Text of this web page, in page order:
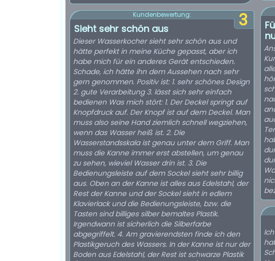
3
Kundenbewertung:
Sieht sehr schön aus
Dieser Wasserkocher sieht sehr schön aus und
hätte perfekt in meine Küche gepasst, aber ich
habe mich für ein anderes Gerät entschieden.
Schade, ich hätte ihn dem Aussehen nach sehr
gern genommen. Positiv ist: 1. sehr schönes Design
2. gute Verarbeitung 3. lässt sich sehr einfach
bedienen Was mich stört: 1. Der Deckel springt auf
Knopfdruck auf. Der Knopf ist auf dem Deckel. Man
muss also seine Hand ziemlich schnell wegziehen,
wenn das Wasser heiß ist. 2. Die
Wasserstandsskala ist genau unter dem Griff. Man
muss die Kanne immer erst abstellen, um genau
zu sehen, wieviel Wasser drin ist. 3. Die
Bedienungsleiste auf dem Sockel sieht sehr billig
aus. Oben an der Kanne ist alles aus Edelstahl, der
Rest der Kanne und der Sockel sieht in edlem
Klavierlack und die Bedienungsleiste, bzw. die
Tasten sind billiges silber bemaltes Plastik.
Irgendwann ist sicherlich die Silberfarbe
abgegriffelt. 4. Am gravierendsten finde ich den
Plastikgeruch des Wassers. In der Kanne ist nur der
Boden aus Edelstahl, der Rest ist schwarze Plastik